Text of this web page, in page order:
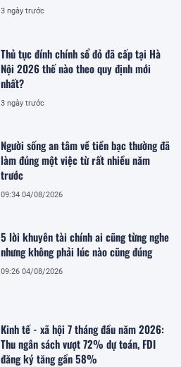
3 ngày trước
Thủ tục đính chính sổ đỏ đã cấp tại Hà
Nội 2026 thế nào theo quy định mới
nhất?
3 ngày trước
Người sống an tâm về tiền bạc thường đã
làm đúng một việc từ rất nhiều năm
trước
09:34 04/08/2026
5 lời khuyên tài chính ai cũng từng nghe
nhưng không phải lúc nào cũng đúng
09:26 04/08/2026
Kinh tế - xã hội 7 tháng đầu năm 2026:
Thu ngân sách vượt 72% dự toán, FDI
đăng ký tăng gần 58%